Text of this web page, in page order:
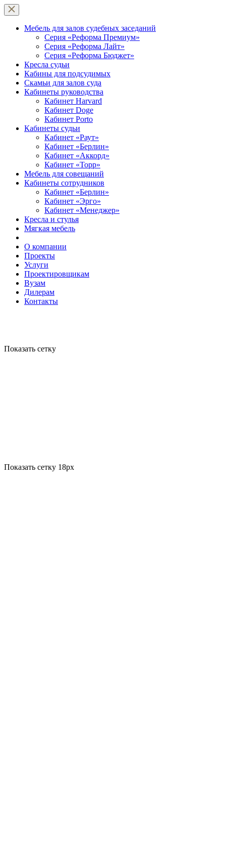
Мебель для залов судебных заседаний
Серия «Реформа Премиум»
Серия «Реформа Лайт»
Серия «Реформа Бюджет»
Кресла судьи
Кабины для подсудимых
Скамьи для залов суда
Кабинеты руководства
Кабинет Harvard
Кабинет Doge
Кабинет Porto
Кабинеты судьи
Кабинет «Раут»
Кабинет «Берлин»
Кабинет «Аккорд»
Кабинет «Торр»
Мебель для совещаний
Кабинеты сотрудников
Кабинет «Берлин»
Кабинет «Эрго»
Кабинет «Менеджер»
Кресла и стулья
Мягкая мебель
О компании
Проекты
Услуги
Проектировщикам
Вузам
Дилерам
Контакты
Показать сетку
Показать сетку 18px